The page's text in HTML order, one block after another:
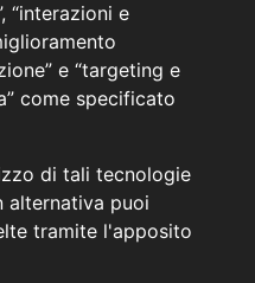
“interazioni e
e “targeting e
come specificato
di tali tecnologie
alternativa puoi
tramite l'apposito
DEL REG. IVASS n° 40/2018